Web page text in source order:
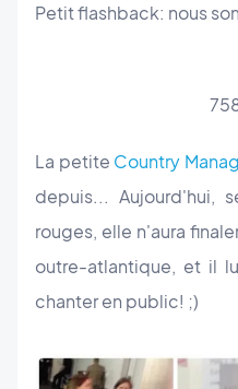
Petit flashback: nous
La petite Country
depuis... Aujourd'hui,
rouges, elle n'aura
outre-atlantique, et il
chanter en public! ;)